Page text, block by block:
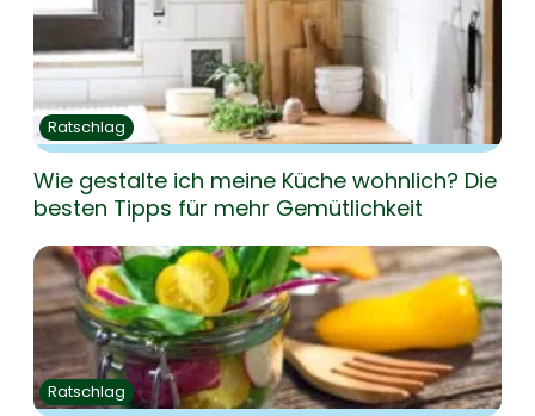
Ratschlag
Wie gestalte ich meine Küche wohnlich? Die
besten Tipps für mehr Gemütlichkeit
Ratschlag